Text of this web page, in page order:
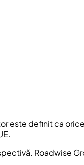
este definit ca
Roadwise